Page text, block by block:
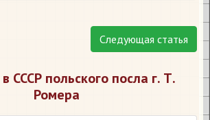
Следующая статья
СССР польского посла г. Т.
Ромера